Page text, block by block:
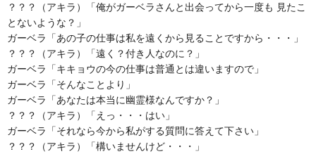
？？？（アキラ）「俺がガーベラさんと出会ってから一度も 見たこ
とないような？」
ガーベラ「あの子の仕事は私を遠くから見ることですから・・・」
？？？（アキラ）「遠く？付き人なのに？」
ガーベラ「キキョウの今の仕事は普通とは違いますので」
ガーベラ「そんなことより」
ガーベラ「あなたは本当に幽霊様なんですか？」
？？？（アキラ）「えっ・・・はい」
ガーベラ「それなら今から私がする質問に答えて下さい」
？？？（アキラ）「構いませんけど・・・」